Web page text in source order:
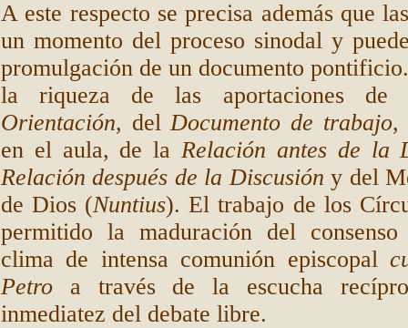
A este respecto se precisa además que
un momento del proceso sinodal y
promulgación de un documento
la riqueza de las aportaciones
Orientación, delDocumento de trabajo,
en el aula, de laRelación antes de la
Relación después de la Discusióny del
de Dios (Nuntius). El trabajo de los
permitido la maduración del
clima de intensa comunión episcopal
Petro a través de la escucha
inmediatez del debate libre.